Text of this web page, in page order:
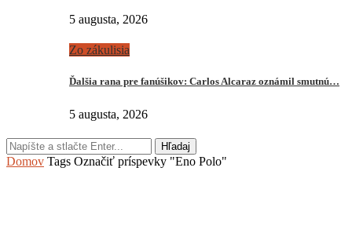
5 augusta, 2026
Zo zákulisia
Ďalšia rana pre fanúšikov: Carlos Alcaraz oznámil smutnú…
5 augusta, 2026
Hľadaj
Domov Tags Označiť príspevky "Eno Polo"